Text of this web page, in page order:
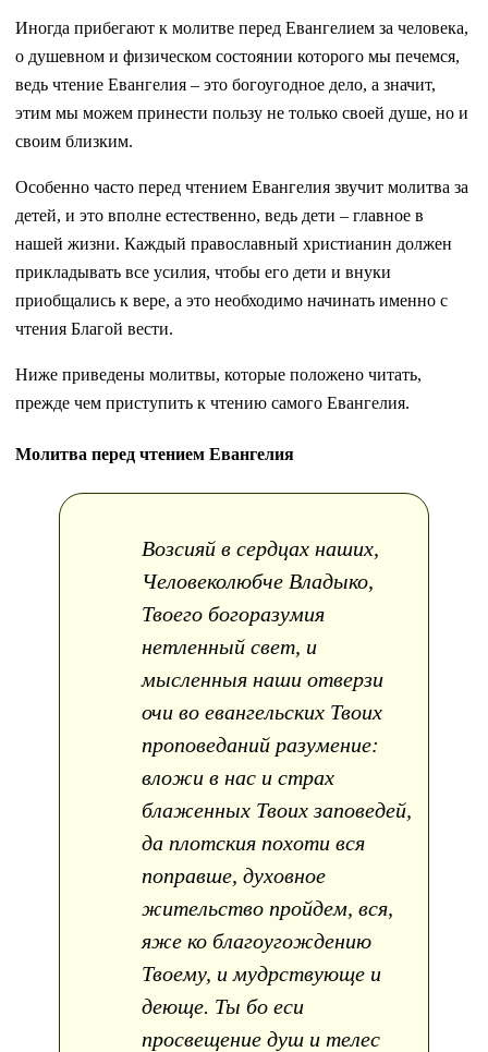
Иногда прибегают к молитве перед Евангелием за человека,
о душевном и физическом состоянии которого мы печемся,
ведь чтение Евангелия – это богоугодное дело, а значит,
этим мы можем принести пользу не только своей душе, но и
своим близким.
Особенно часто перед чтением Евангелия звучит молитва за
детей, и это вполне естественно, ведь дети – главное в
нашей жизни. Каждый православный христианин должен
прикладывать все усилия, чтобы его дети и внуки
приобщались к вере, а это необходимо начинать именно с
чтения Благой вести.
Ниже приведены молитвы, которые положено читать,
прежде чем приступить к чтению самого Евангелия.
Молитва перед чтением Евангелия
Возсияй в сердцах наших,
Человеколюбче Владыко,
Твоего богоразумия
нетленный свет, и
мысленныя наши отверзи
очи во евангельских Твоих
проповеданий разумение:
вложи в нас и страх
блаженных Твоих заповедей,
да плотския похоти вся
поправше, духовное
жительство пройдем, вся,
яже ко благоугождению
Твоему, и мудрствующе и
деюще. Ты бо еси
просвещение душ и телес